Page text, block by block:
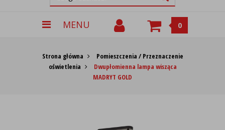
MENU 0
Strona główna
Pomieszczenia / Przeznaczenie
oświetlenia
Dwupłomienna lampa wisząca
MADRYT GOLD